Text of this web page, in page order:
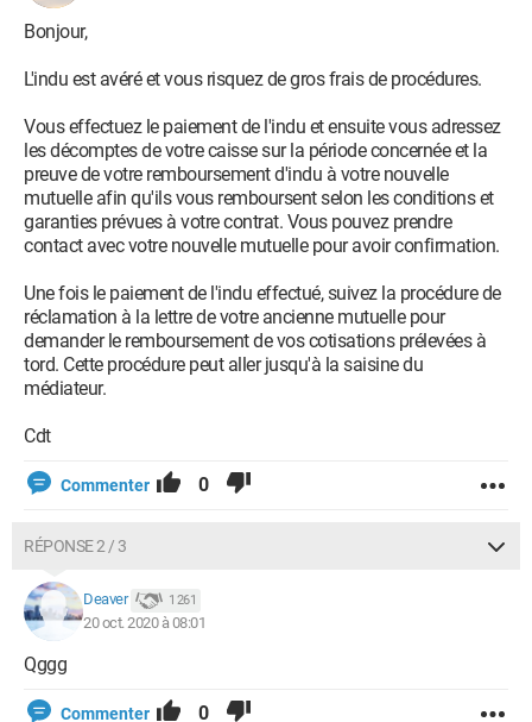
Bonjour,
L'indu est avéré et vous risquez de gros frais de procédures.
Vous effectuez le paiement de l'indu et ensuite vous adressez
les décomptes de votre caisse sur la période concernée et la
preuve de votre remboursement d'indu à votre nouvelle
mutuelle afin qu'ils vous remboursent selon les conditions et
garanties prévues à votre contrat. Vous pouvez prendre
contact avec votre nouvelle mutuelle pour avoir confirmation.
Une fois le paiement de l'indu effectué, suivez la procédure de
réclamation à la lettre de votre ancienne mutuelle pour
demander le remboursement de vos cotisations prélevées à
tord. Cette procédure peut aller jusqu'à la saisine du
médiateur.
Cdt
Commenter 0
RÉPONSE 2 / 3
Deaver 1 261
20 oct. 2020 à 08:01
Qggg
Commenter 0